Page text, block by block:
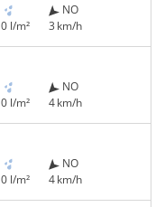
0 l/m²
NO
3 km/h
0 l/m²
NO
4 km/h
0 l/m²
NO
4 km/h